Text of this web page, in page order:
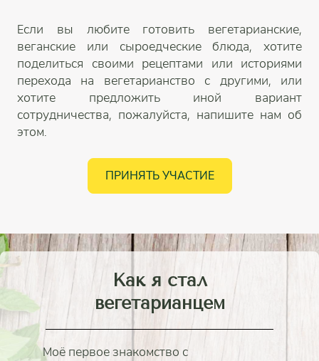
Если вы любите готовить вегетарианские,
веганские или сыроедческие блюда, хотите
поделиться своими рецептами или историями
перехода на вегетарианство с другими, или
хотите предложить иной вариант
сотрудничества, пожалуйста, напишите нам об
этом.
ПРИНЯТЬ УЧАСТИЕ
Как я стал
вегетарианцем
Моё первое знакомство с